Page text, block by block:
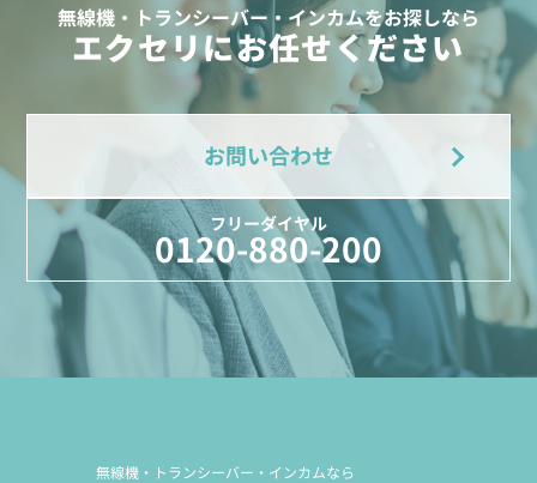
無線機・トランシーバー・インカムをお探しなら
エクセリにお任せください
お問い合わせ
フリーダイヤル
0120-880-200
無線機・トランシーバー・インカムなら